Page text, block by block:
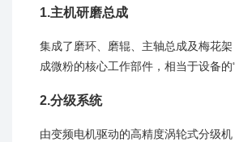
1.主机研磨总成
集成了磨环、磨辊、主轴总成及梅花
成微粉的核心工作部件，相当于设备的“
2.分级系统
由变频电机驱动的高精度涡轮式分级